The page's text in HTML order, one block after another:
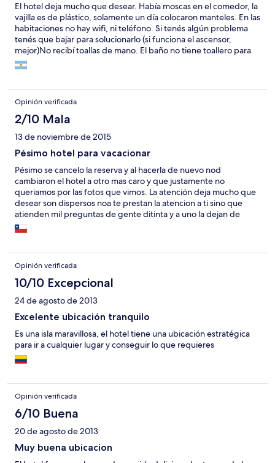
El hotel deja mucho que desear. Había moscas en el comedor, la
vajilla es de plástico, solamente un día colocaron manteles. En las
habitaciones no hay wifi, ni teléfono. Si tenés algún problema
tenés que bajar para solucionarlo (si funciona el ascensor,
mejor)No recibí toallas de mano. El baño no tiene toallero para
colgar los toallones, tampoco dónde colocar el papel higiénico.
Tampoco cuenta con agua caliente. No tiene luces en la mesa de
manteles, cambiar toallones y mejorar la comida. Lo bueno? su
ubicación céntrica.
Opinión verificada
2/10 Mala
13 de noviembre de 2015
Pésimo hotel para vacacionar
Pésimo se cancelo la reserva y al hacerla de nuevo nod
cambiaron el hotel a otro mas caro y que justamente no
queriamos por las fotos que vimos. La atención deja mucho que
desear son dispersos noa te prestan la atencion a ti sino que
atienden mil preguntas de gente ditinta y a uno la dejan de
lado. La comida mala nada que destacar. No hay agua caliente
solo helada. Te cobran por todo hasta por pasarte el control
dan la cara no te dan explicaciones y se arrancan.mala
experiencia.
Opinión verificada
10/10 Excepcional
24 de agosto de 2013
Excelente ubicación tranquilo
Es una isla maravillosa, el hotel tiene una ubicación estratégica
para ir a cualquier lugar y conseguir lo que requieres
Opinión verificada
6/10 Buena
20 de agosto de 2013
Muy buena ubicacion